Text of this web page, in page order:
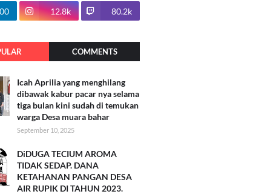
100.7k
12.8k 80.2k
COMMENTS
Icah Aprilia yang menghilang
dibawak kabur pacar nya selama
tiga bulan kini sudah di temukan
warga Desa muara bahar
September 10, 2025
DiDUGA TECIUM AROMA
TIDAK SEDAP. DANA
KETAHANAN PANGAN DESA
AIR RUPIK DI TAHUN 2023.